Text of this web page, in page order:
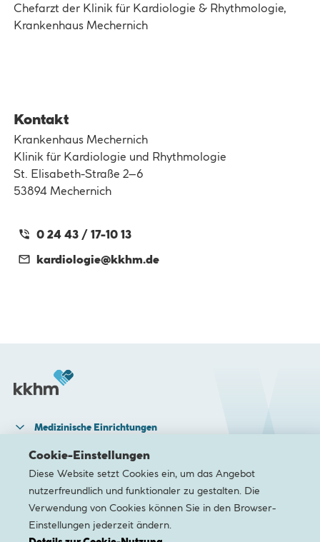
Chefarzt der Klinik für Kardiologie & Rhythmologie,
Krankenhaus Mechernich
Kontakt
Krankenhaus Mechernich
Klinik für Kardiologie und Rhythmologie
St. Elisabeth-Straße 2–6
53894 Mechernich
0 24 43 / 17-10 13
kardiologie@kkhm.de
Medizinische Einrichtungen
Medizinische Zentren & Facheinheiten
Pflege & Rehabilitation
Cookie-Einstellungen
Diese Website setzt Cookies ein, um das Angebot
nutzerfreundlich und funktionaler zu gestalten. Die
Verwendung von Cookies können Sie in den Browser-
Einstellungen jederzeit ändern.